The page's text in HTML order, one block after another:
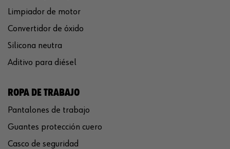
Limpiador de motor
Convertidor de óxido
Silicona neutra
Aditivo para diésel
ROPA DE TRABAJO
Pantalones de trabajo
Guantes protección cuero
Casco de seguridad